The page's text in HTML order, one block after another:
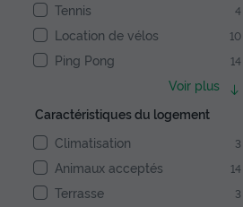
Tennis 4
Location de vélos 10
Ping Pong 14
Voir plus
Caractéristiques du logement
Climatisation
3
Animaux acceptés 14
Terrasse 3